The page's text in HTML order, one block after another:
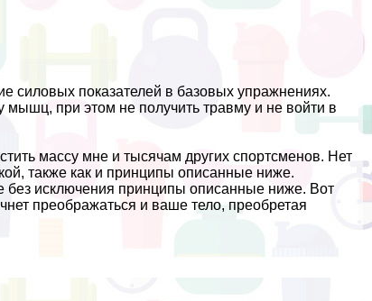
силовых показателей в базовых упражнениях.
мышц, при этом не получить травму и не войти в
массу мне и тысячам других спортсменов. Нет
также как и принципы описанные ниже.
без исключения принципы описанные ниже. Вот
преображаться и ваше тело, преобретая